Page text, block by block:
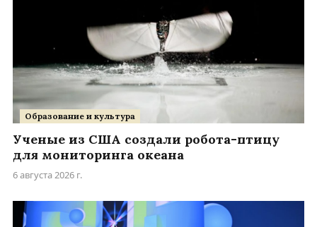
Образование и культура
Ученые из США создали робота-птицу
для мониторинга океана
6 августа 2026 г.